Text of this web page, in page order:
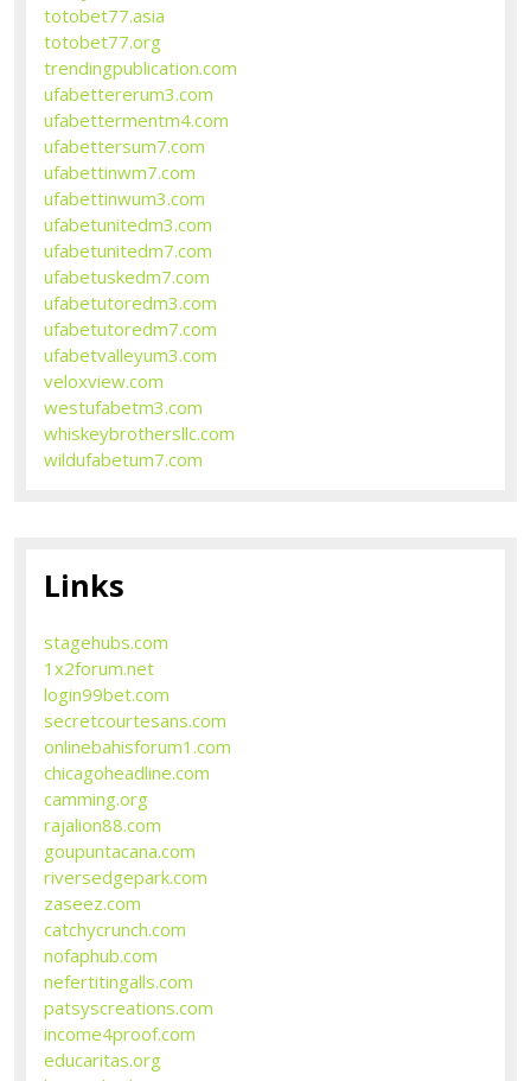
totobet77.asia
totobet77.org
trendingpublication.com
ufabettererum3.com
ufabettermentm4.com
ufabettersum7.com
ufabettinwm7.com
ufabettinwum3.com
ufabetunitedm3.com
ufabetunitedm7.com
ufabetuskedm7.com
ufabetutoredm3.com
ufabetutoredm7.com
ufabetvalleyum3.com
veloxview.com
westufabetm3.com
whiskeybrothersllc.com
wildufabetum7.com
Links
stagehubs.com
1x2forum.net
login99bet.com
secretcourtesans.com
onlinebahisforum1.com
chicagoheadline.com
camming.org
rajalion88.com
goupuntacana.com
riversedgepark.com
zaseez.com
catchycrunch.com
nofaphub.com
nefertitingalls.com
patsyscreations.com
income4proof.com
educaritas.org